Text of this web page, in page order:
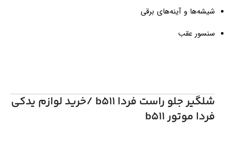
شیشه‌ها و آینه‌های برقی
سنسور عقب
شلگیر جلو راست فردا b511 /خرید لوازم یدکی
فردا موتور b511